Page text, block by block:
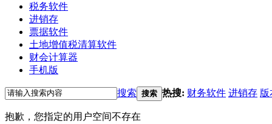
税务软件
进销存
票据软件
土地增值税清算软件
财会计算器
手机版
搜索 搜索 热搜: 财务软件 进销存 版
抱歉，您指定的用户空间不存在